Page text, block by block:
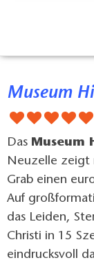
Museum
Das Museum
Neuzelle zeigt
Grab einen
Auf
das Leiden,
Christi in 15
eindrucksvoll